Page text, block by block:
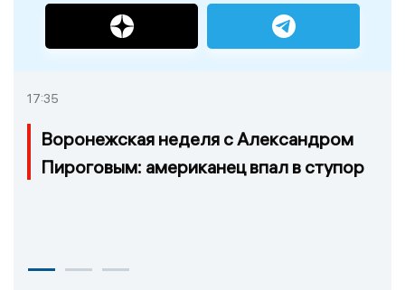
17:35
Воронежская неделя с Александром
Пироговым: американец впал в ступор